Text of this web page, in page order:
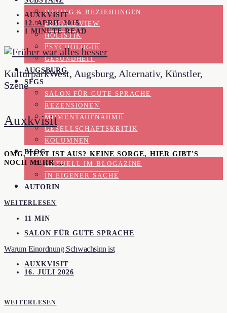
DATING & BEZIEHUNGEN
FEMALE VIEW
HOLISTIK
PSYCHOLOGIE
GESUNDHEIT
AUGSBURG
SFGS
SALON FÜR GUTE SPRACHE
REZENSIONEN
MOMENTAUFNAHME
GESELLSCHAFTSKRITIK
KOLUMNEN
BLOG
AKTUELL IM BLOGAZINE
IN EIGENER SACHE
AUTORIN
AUXKVISIT
12. APRIL 2015
1 MINUTE READ
KulturparkWest, Augsburg, Alternativ, Künstler,
Szene
Auxkvisit
OMG, TEXT IST AUS? KEINE SORGE, HIER GIBT'S
NOCH MEHR …
WEITERLESEN
11 MIN
SALON FÜR GUTE SPRACHE
Warum Einordnung Schwachsinn ist
AUXKVISIT
16. JULI 2026
WEITERLESEN